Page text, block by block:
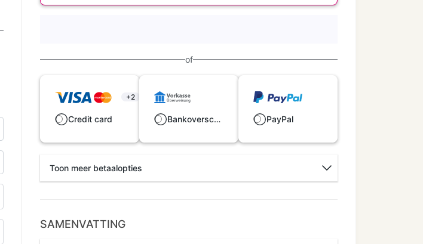
of
+2
Credit card Bankoverschrijving PayPal
Toon meer betaalopties
Sepa
SAMENVATTING